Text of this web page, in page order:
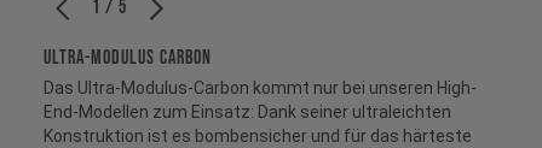
1 / 5
ULTRA-MODULUS CARBON
Das Ultra-Modulus-Carbon kommt nur bei unseren High-
End-Modellen zum Einsatz: Dank seiner ultraleichten
Konstruktion ist es bombensicher und für das härteste